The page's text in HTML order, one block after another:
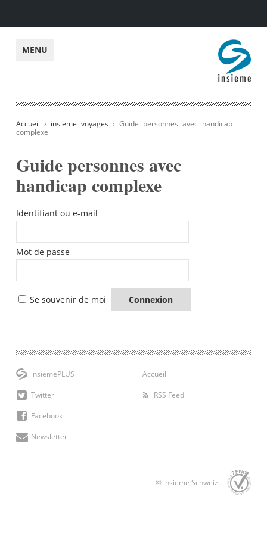
insieme
MENU
Accueil › insieme voyages › Guide personnes avec handicap
complexe
Guide personnes avec
handicap complexe
Identifiant ou e-mail
Mot de passe
Se souvenir de moi
insiemePLUS
Twitter
Facebook
Newsletter
Accueil
RSS Feed
© insieme Schweiz